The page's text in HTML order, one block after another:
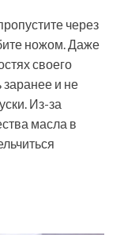
через
ножом. Даже
своего
заранее и не
Из-за
масла в